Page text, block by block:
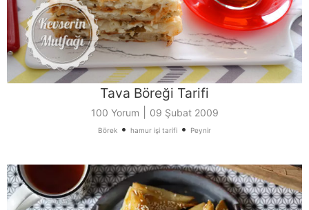
Tava Böreği Tarifi
100 Yorum 09 Şubat 2009
Börek • hamur işi tarifi • Peynir